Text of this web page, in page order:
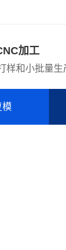
加工
样和小批量生
模